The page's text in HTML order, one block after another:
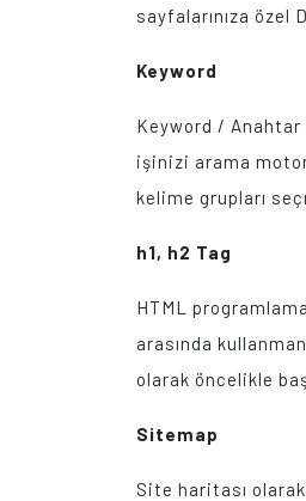
sayfalarınıza özel
Keyword
Keyword / Anahtar
işinizi arama
kelime grupları
h1, h2 Tag
HTML
arasında
olarak öncelikle
Sitemap
Site haritası